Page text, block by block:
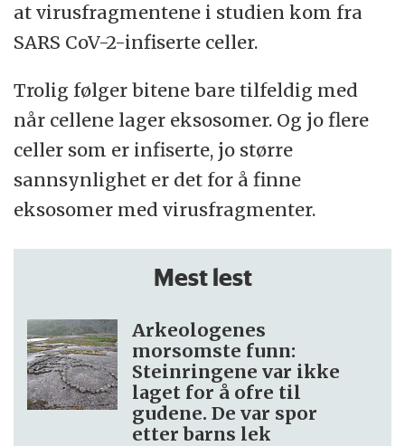
at virusfragmentene i studien kom fra
SARS CoV-2-infiserte celler.
Trolig følger bitene bare tilfeldig med
når cellene lager eksosomer. Og jo flere
celler som er infiserte, jo større
sannsynlighet er det for å finne
eksosomer med virusfragmenter.
Mest lest
Arkeologenes
morsomste funn:
Steinringene var ikke
laget for å ofre til
gudene. De var spor
etter barns lek